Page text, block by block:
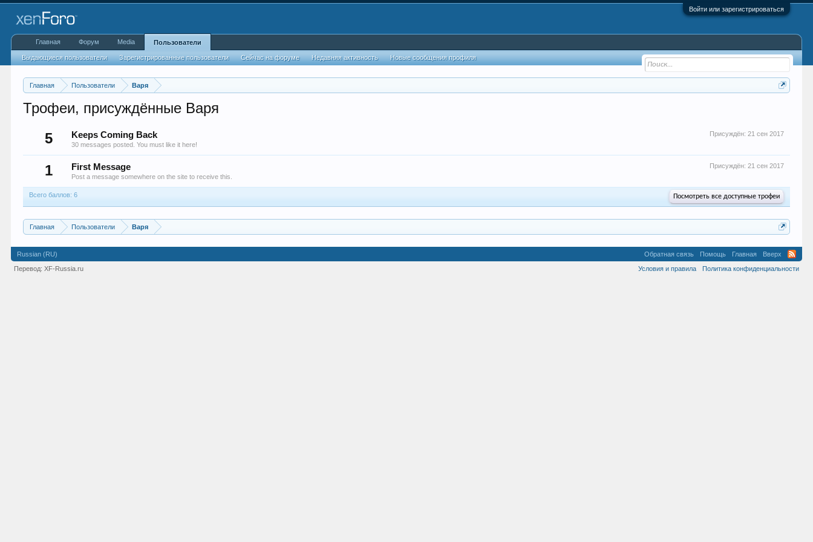
Войти или зарегистрироваться
Главная Пользователи Варя
Трофеи, присуждённые Варя
5
Присуждён: 21 сен 2017
Keeps Coming Back
30 messages posted. You must like it here!
1 Присуждён: 21 сен 2017
First Message
Post a message somewhere on the site to receive this.
Всего баллов: 6 Посмотреть все доступные трофеи
Главная Пользователи Варя
Главная Форум Media Пользователи
Выдающиеся пользователи Зарегистрированные пользователи Сейчас на форуме Недавняя активность Новые сообщения профиля
Russian (RU) Обратная связь Помощь Главная
Вверх
Условия и правила
Политика конфиденциальности
Перевод:XF-Russia.ru